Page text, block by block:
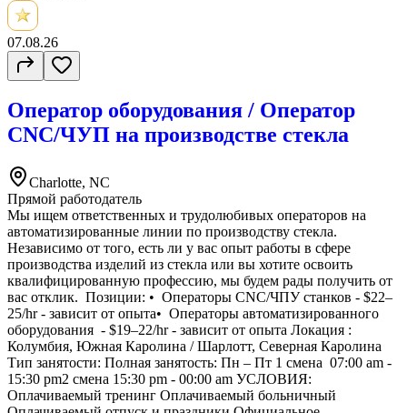
07.08.26
Оператор оборудования / Оператор
CNC/ЧУП на производстве стекла
Charlotte, NC
Прямой работодатель
Мы ищем ответственных и трудолюбивых операторов на
автоматизированные линии по производству стекла.
Независимо от того, есть ли у вас опыт работы в сфере
производства изделий из стекла или вы хотите освоить
квалифицированную профессию, мы будем рады получить от
вас отклик. Позиции: •⁠ ⁠Операторы CNC/ЧПУ станков - $22–
25/hr - зависит от опыта•⁠ ⁠Операторы автоматизированного
оборудования - $19–22/hr - зависит от опыта Локация :
Колумбия, Южная Каролина / Шарлотт, Северная Каролина
Тип занятости: Полная занятость: Пн – Пт 1 смена 07:00 am -
15:30 pm2 смена 15:30 pm - 00:00 am УСЛОВИЯ:
Оплачиваемый тренинг Оплачиваемый больничный